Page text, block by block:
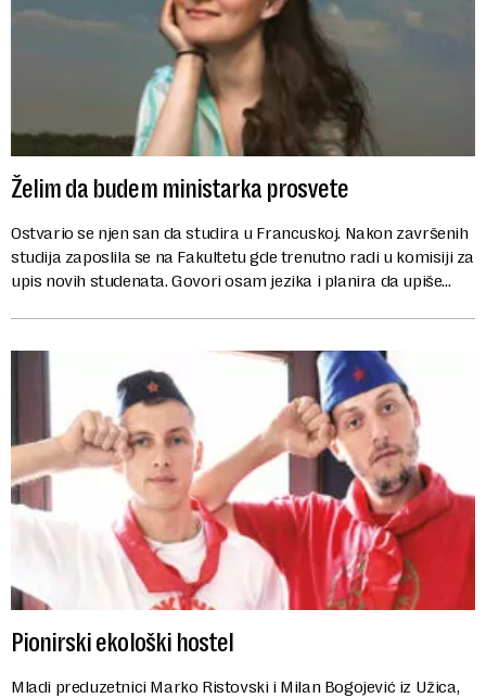
Želim da budem ministarka prosvete
Ostvario se njen san da studira u Francuskoj. Nakon završenih
studija zaposlila se na Fakultetu gde trenutno radi u komisiji za
upis novih studenata. Govori osam jezika i planira da upiše
Pionirski ekološki hostel
Mladi preduzetnici Marko Ristovski i Milan Bogojević iz Užica,